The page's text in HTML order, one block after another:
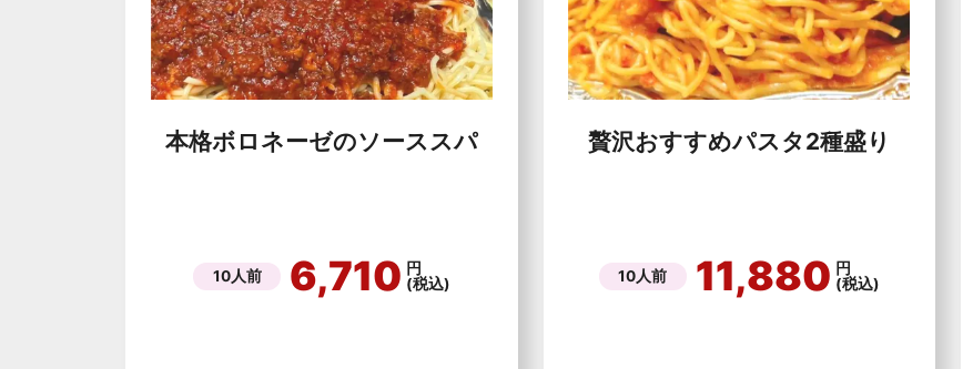
本格ボロネーゼのソーススパ
10人前 6,710 円
(税込)
贅沢おすすめパスタ2種盛り
10人前 11,880 円
(税込)